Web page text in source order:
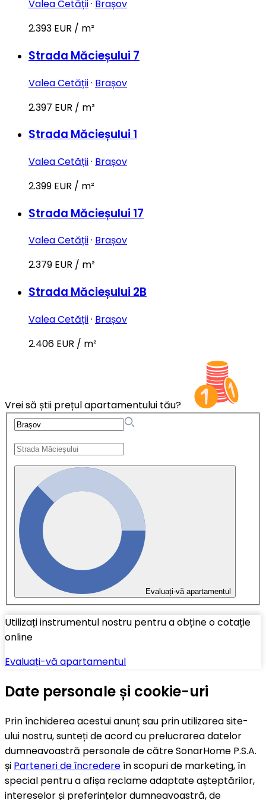
Valea Cetății· Brașov
2.393 EUR / m²
Strada Măcieșului 7
Valea Cetății· Brașov
2.397 EUR / m²
Strada Măcieșului 1
Valea Cetății· Brașov
2.399 EUR / m²
Strada Măcieșului 17
Valea Cetății· Brașov
2.379 EUR / m²
Strada Măcieșului 2B
Valea Cetății· Brașov
2.406 EUR / m²
Vrei să știi prețul apartamentului tău?
Evaluați-vă apartamentul
Utilizați instrumentul nostru pentru a obține o cotație
online
Evaluați-vă apartamentul
Date personale și cookie-uri
Prin închiderea acestui anunț sau prin utilizarea site-
ului nostru, sunteți de acord cu prelucrarea datelor
dumneavoastră personale de către SonarHome P.S.A.
și Parteneri de încredereîn scopuri de marketing, în
special pentru a afișa reclame adaptate așteptărilor,
intereselor și preferințelor dumneavoastră, de